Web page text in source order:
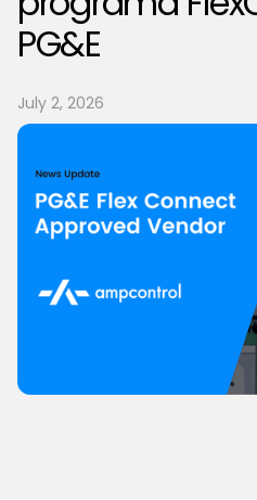
PG&E
July 2, 2026